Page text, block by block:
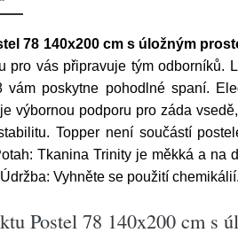
78 140x200 cm s úložným
pro vás připravuje tým odborníků.
vám poskytne pohodlné spaní.
výbornou podporu pro záda
Topper není součástí
Tkanina Trinity je měkká a na
Vyhněte se použití
Postel 78 140x200 cm s